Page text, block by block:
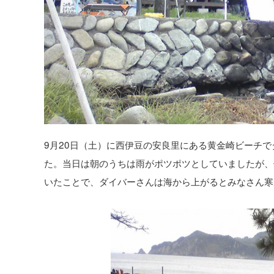
9月20日（土）に西伊豆の安良里にある黄金崎ビーチ
た。当日は朝のうちは雨がポツポツとしていましたが
いたことで、ダイバーさんは海から上がるとみなさん